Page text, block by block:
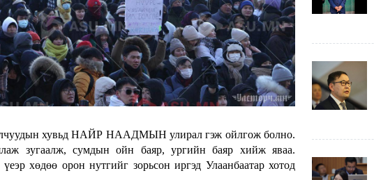
хувьд НАЙР НААДМЫН улирал гэж ойлгож болно.
зугаалж, сумдын ойн баяр, ургийн баяр хийж яваа.
хөдөө орон нутгийг зорьсон иргэд Улаанбаатар хотод